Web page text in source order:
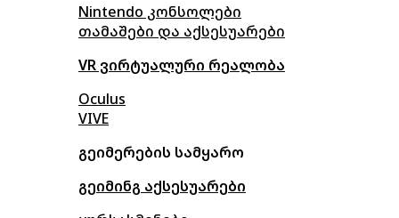
Nintendo კონსოლები
თამაშები და აქსესუარები
VR ვირტუალური რეალობა
Oculus
VIVE
გეიმერების სამყარო
გეიმინგ აქსესუარები